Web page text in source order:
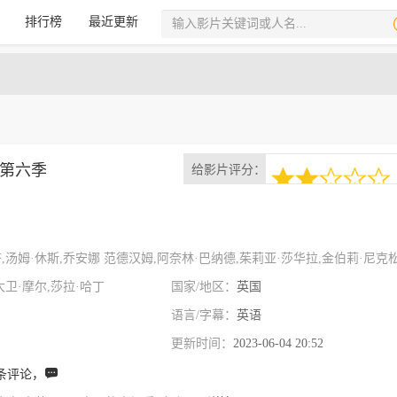
排行榜 最近更新
给影片评分：
六季
·摩尔,莎拉·哈丁 国家/地区： 英国
语言/字幕： 英语
更新时间： 2023-06-04 20:52
评论，